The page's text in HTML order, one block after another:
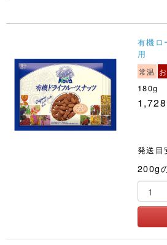
有機ロ
用
常温
180g
1,728
発送目
200g